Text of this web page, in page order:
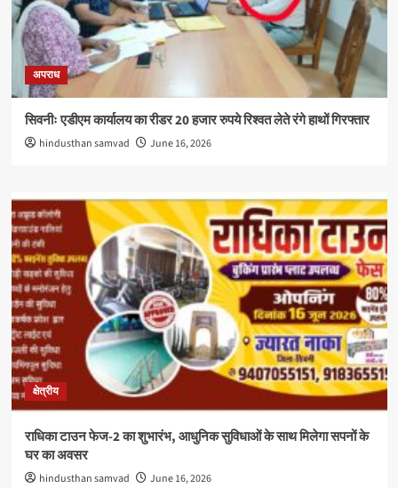
अपराध
सिवनीः एडीएम कार्यालय का रीडर 20 हजार रुपये रिश्वत लेते रंगे हाथों गिरफ्तार
hindusthan samvad June 16, 2026
क्षेत्रीय
राधिका टाउन फेज-2 का शुभारंभ, आधुनिक सुविधाओं के साथ मिलेगा सपनों के
घर का अवसर
hindusthan samvad June 16, 2026